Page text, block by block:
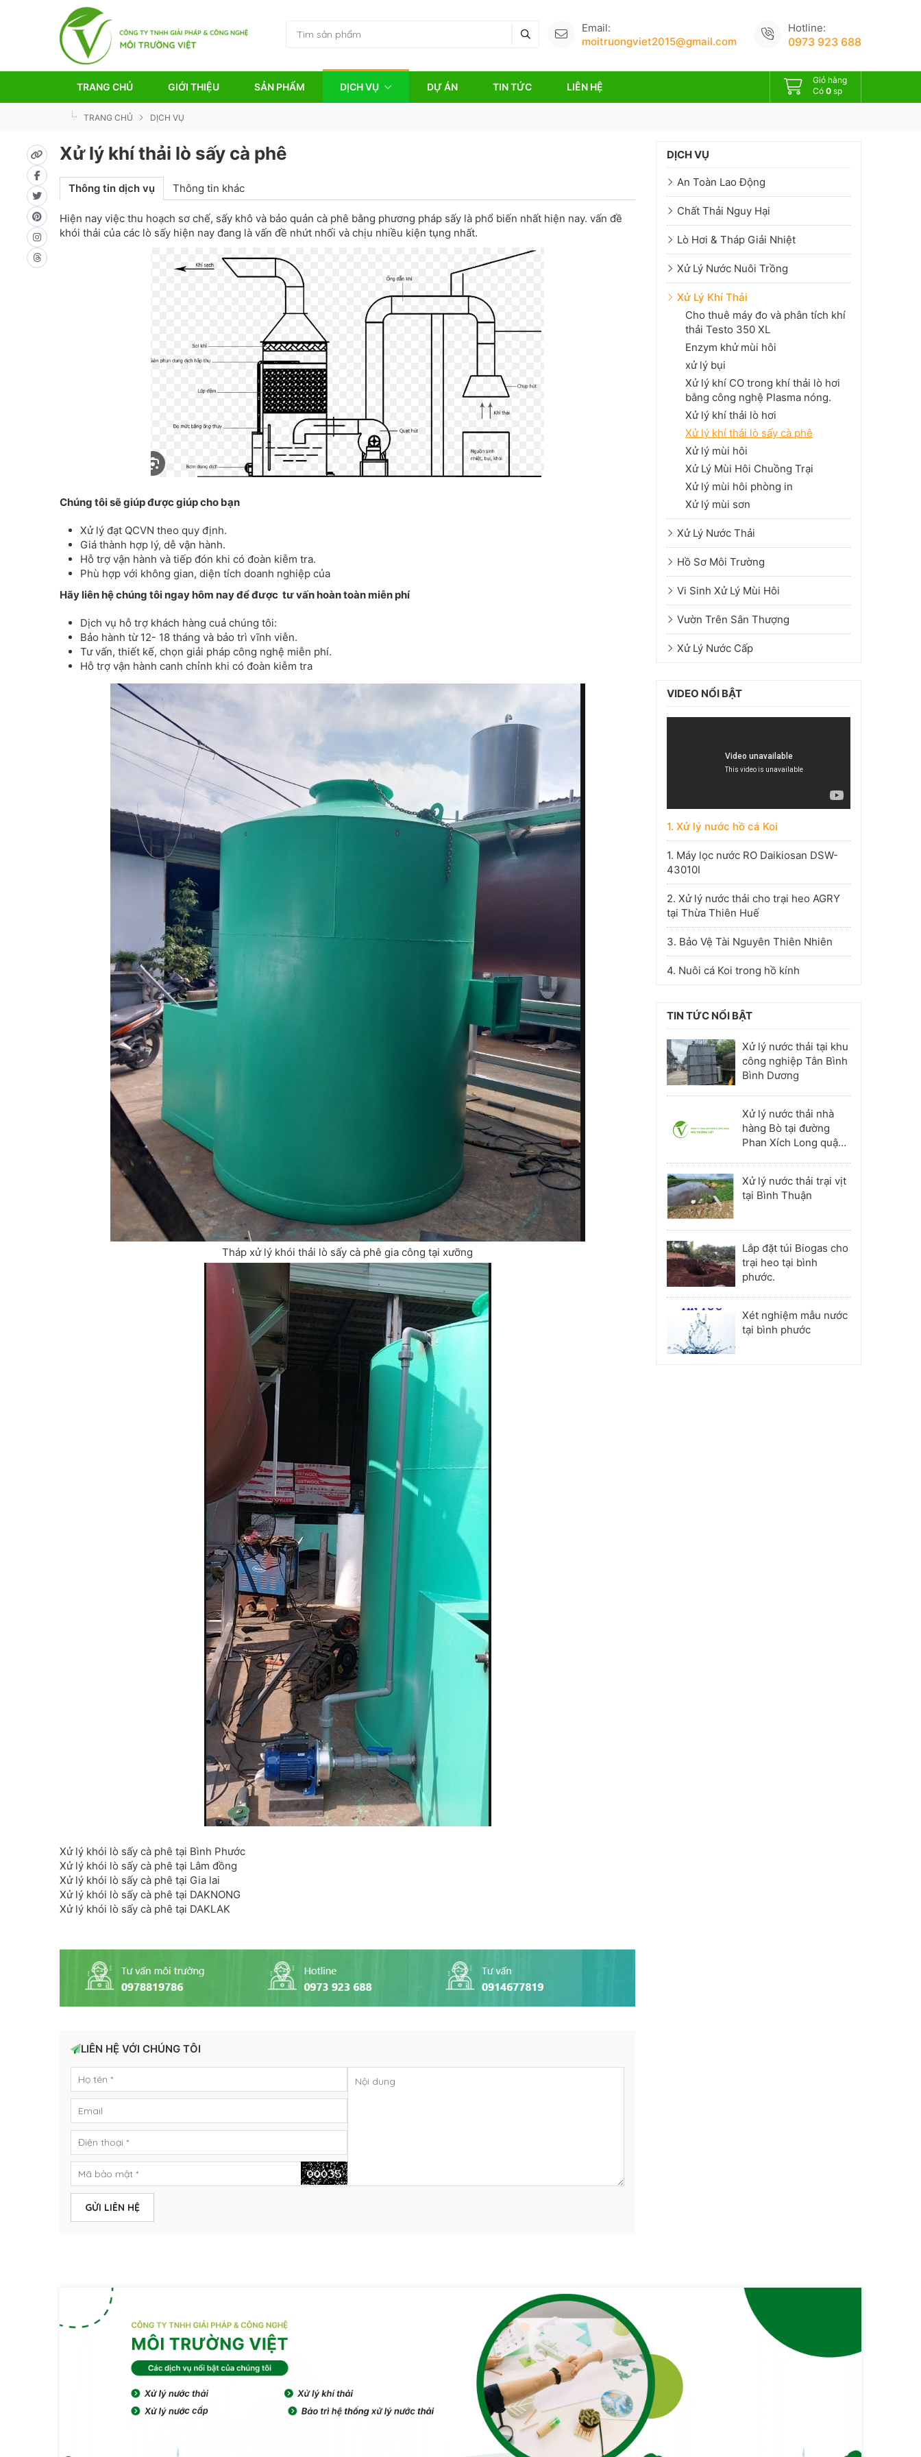
Email:
moitruongviet2015@gmail.com
Hotline:
0973 923 688
Giỏ hàng
Có 0 sp
TRANG CHỦ GIỚI THIỆU SẢN PHẨM DỊCH VỤ DỰ ÁN TIN TỨC LIÊN HỆ
TRANG CHỦ DỊCH VỤ
Xử lý khí thải lò sấy cà phê
Thông tin dịch vụ Thông tin khác
Hiện nay việc thu hoạch sơ chế, sấy khô và bảo quản cà phê bằng phương pháp sấy là phổ biến nhất hiện nay. vấn đề
khói thải của các lò sấy hiện nay đang là vấn đề nhứt nhối và chịu nhiều kiện tụng nhất.
Chúng tôi sẽ giúp được giúp cho bạn
Xử lý đạt QCVN theo quy định.
Giá thành hợp lý, dễ vận hành.
Hỗ trợ vận hành và tiếp đón khi có đoàn kiễm tra.
Phù hợp với không gian, diện tích doanh nghiệp của
Hãy liên hệ chúng tôi ngay hôm nay để được tư vấn hoàn toàn miễn phí
Dịch vụ hỗ trợ khách hàng cuả chúng tôi:
Bảo hành từ 12- 18 tháng và bảo trì vĩnh viễn.
Tư vấn, thiết kế, chọn giải pháp công nghệ miễn phí.
Hỗ trợ vận hành canh chỉnh khi có đoàn kiễm tra
Tháp xử lý khói thải lò sấy cà phê gia công tại xưỡng
Xử lý khói lò sấy cà phê tại Bình Phước
Xử lý khói lò sấy cà phê tại Lâm đồng
Xử lý khói lò sấy cà phê tại Gia lai
Xử lý khói lò sấy cà phê tại DAKNONG
Xử lý khói lò sấy cà phê tại DAKLAK
LIÊN HỆ VỚI CHÚNG TÔI
GỬI LIÊN HỆ
DỊCH VỤ
An Toàn Lao Động
Chất Thải Nguy Hại
Lò Hơi & Tháp Giải Nhiệt
Xử Lý Nước Nuôi Trồng
Xử Lý Khí Thải
Cho thuê máy đo và phân tích khí
thải Testo 350 XL
Enzym khử mùi hôi
xử lý bụi
Xử lý khí CO trong khí thải lò hơi
bằng công nghệ Plasma nóng.
Xử lý khí thải lò hơi
Xử lý khí thải lò sấy cà phê
Xử lý mùi hôi
Xử Lý Mùi Hôi Chuồng Trại
Xử lý mùi hôi phòng in
Xử lý mùi sơn
Xử Lý Nước Thải
Hồ Sơ Môi Trường
Vi Sinh Xử Lý Mùi Hôi
Vườn Trên Sân Thượng
Xử Lý Nước Cấp
VIDEO NỔI BẬT
1. Xử lý nước hồ cá Koi
1. Máy lọc nước RO Daikiosan DSW-
43010I
2. Xử lý nước thải cho trại heo AGRY
tại Thừa Thiên Huế
3. Bảo Vệ Tài Nguyên Thiên Nhiên
4. Nuôi cá Koi trong hồ kính
TIN TỨC NỔI BẬT
Xử lý nước thải tại khu
công nghiệp Tân Bình
Bình Dương
Xử lý nước thải nhà
hàng Bò tại đường
Phan Xích Long quận
Xử lý nước thải trại vịt
tại Bình Thuận
Lắp đặt túi Biogas cho
trại heo tại bình
phước.
Xét nghiệm mẫu nước
tại bình phước